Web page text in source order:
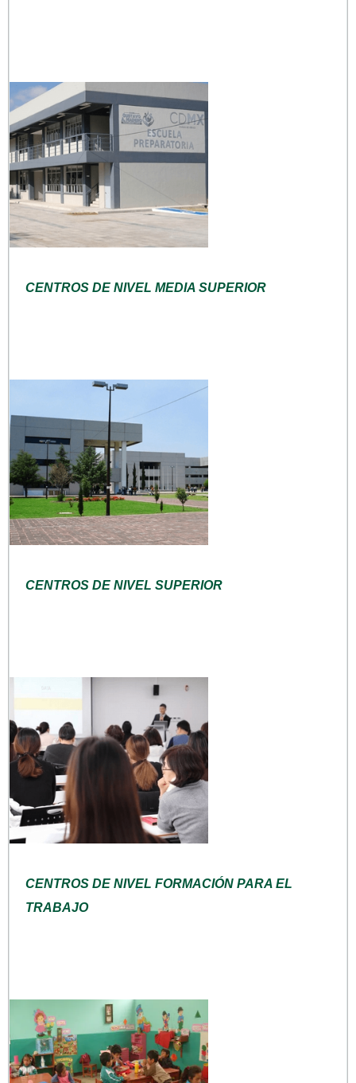
CENTROS DE NIVEL MEDIA SUPERIOR
CENTROS DE NIVEL SUPERIOR
CENTROS DE NIVEL FORMACIÓN PARA EL
TRABAJO